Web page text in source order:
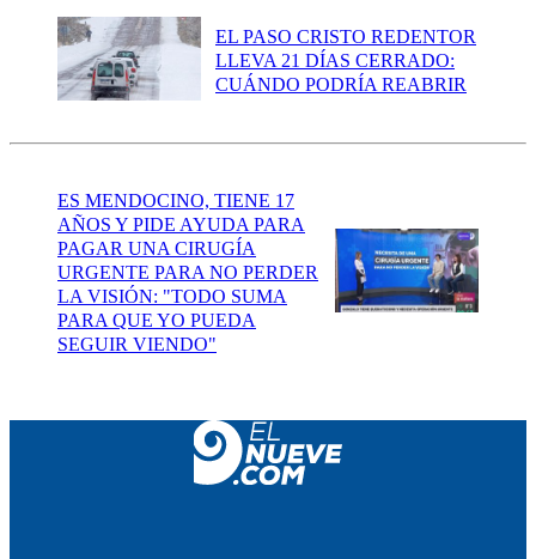
EL PASO CRISTO REDENTOR
LLEVA 21 DÍAS CERRADO:
CUÁNDO PODRÍA REABRIR
ES MENDOCINO, TIENE 17
AÑOS Y PIDE AYUDA PARA
PAGAR UNA CIRUGÍA
URGENTE PARA NO PERDER
LA VISIÓN: "TODO SUMA
PARA QUE YO PUEDA
SEGUIR VIENDO"